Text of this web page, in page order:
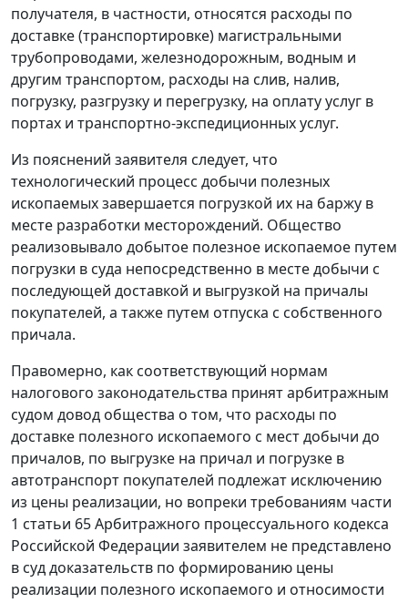
получателя, в частности, относятся расходы по
доставке (транспортировке) магистральными
трубопроводами, железнодорожным, водным и
другим транспортом, расходы на слив, налив,
погрузку, разгрузку и перегрузку, на оплату услуг в
портах и транспортно-экспедиционных услуг.
Из пояснений заявителя следует, что
технологический процесс добычи полезных
ископаемых завершается погрузкой их на баржу в
месте разработки месторождений. Общество
реализовывало добытое полезное ископаемое путем
погрузки в суда непосредственно в месте добычи с
последующей доставкой и выгрузкой на причалы
покупателей, а также путем отпуска с собственного
причала.
Правомерно, как соответствующий нормам
налогового законодательства принят арбитражным
судом довод общества о том, что расходы по
доставке полезного ископаемого с мест добычи до
причалов, по выгрузке на причал и погрузке в
автотранспорт покупателей подлежат исключению
из цены реализации, но вопреки требованиям части
1 статьи 65Арбитражного процессуального кодекса
Российской Федерации заявителем не представлено
в суд доказательств по формированию цены
реализации полезного ископаемого и относимости